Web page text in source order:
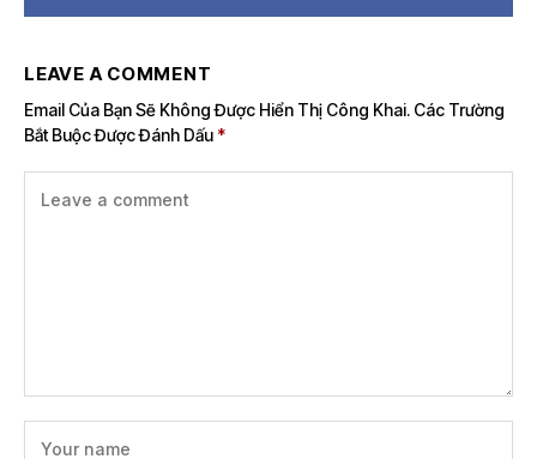
LEAVE A COMMENT
Email Của Bạn Sẽ Không Được Hiển Thị Công Khai. Các Trường
Bắt Buộc Được Đánh Dấu *